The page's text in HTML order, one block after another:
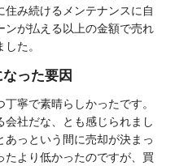
み続けるメンテナンスに自
ンが払える以上の金額で売れ
た。
った要因
寧で素晴らしかったです。
社だな、とも感じられまし
っという間に売却が決まっ
より低かったのですが、買